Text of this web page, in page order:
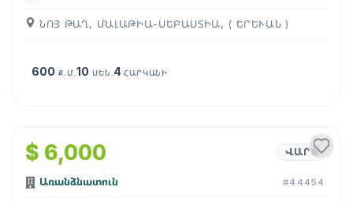
ՆՈՅ ԹԱՂ, ՄԱԼԱԹԻԱ-ՍԵԲԱՍՏԻԱ, ( ԵՐԵՒԱՆ )
600 Ք.Մ.10 ՍԵՆ. 4ՀԱՐԿԱՆԻ
$ 6,000 ՎԱՐՁ
Առանձնատուն #44454